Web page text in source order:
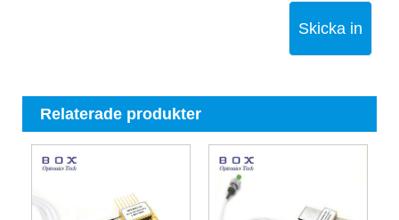
Skicka in
Relaterade produkter